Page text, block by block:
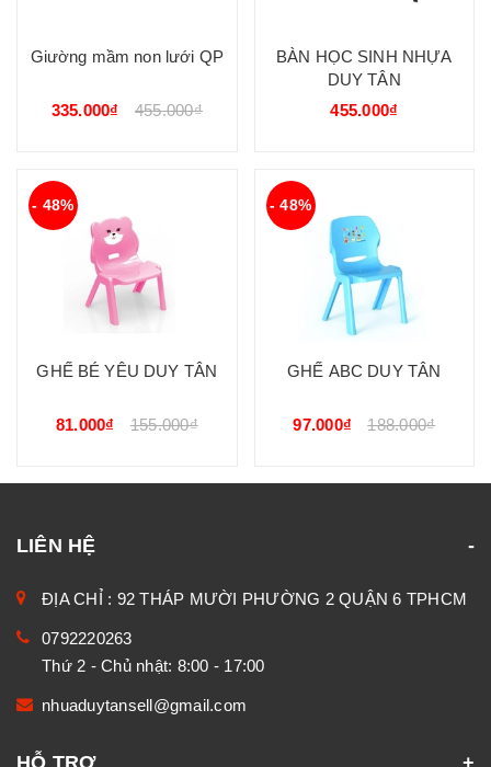
Giường mầm non lưới QP
335.000₫ 455.000₫
BÀN HỌC SINH NHỰA
DUY TÂN
455.000₫
- 48%
GHẾ BÉ YÊU DUY TÂN
81.000₫ 155.000₫
- 48%
GHẾ ABC DUY TÂN
97.000₫ 188.000₫
LIÊN HỆ
ĐỊA CHỈ : 92 THÁP MƯỜI PHƯỜNG 2 QUẬN 6 TPHCM
0792220263
Thứ 2 - Chủ nhật: 8:00 - 17:00
nhuaduytansell@gmail.com
HỖ TRỢ